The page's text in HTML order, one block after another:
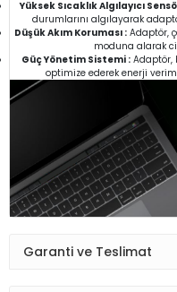
Yüksek Sıcaklık Algılayıcı
durumlarını algılayarak
Düşük Akım Koruması : Adaptör,
moduna alarak
Güç Yönetim Sistemi :Adaptör,
optimize ederek enerji
Garanti ve Teslimat